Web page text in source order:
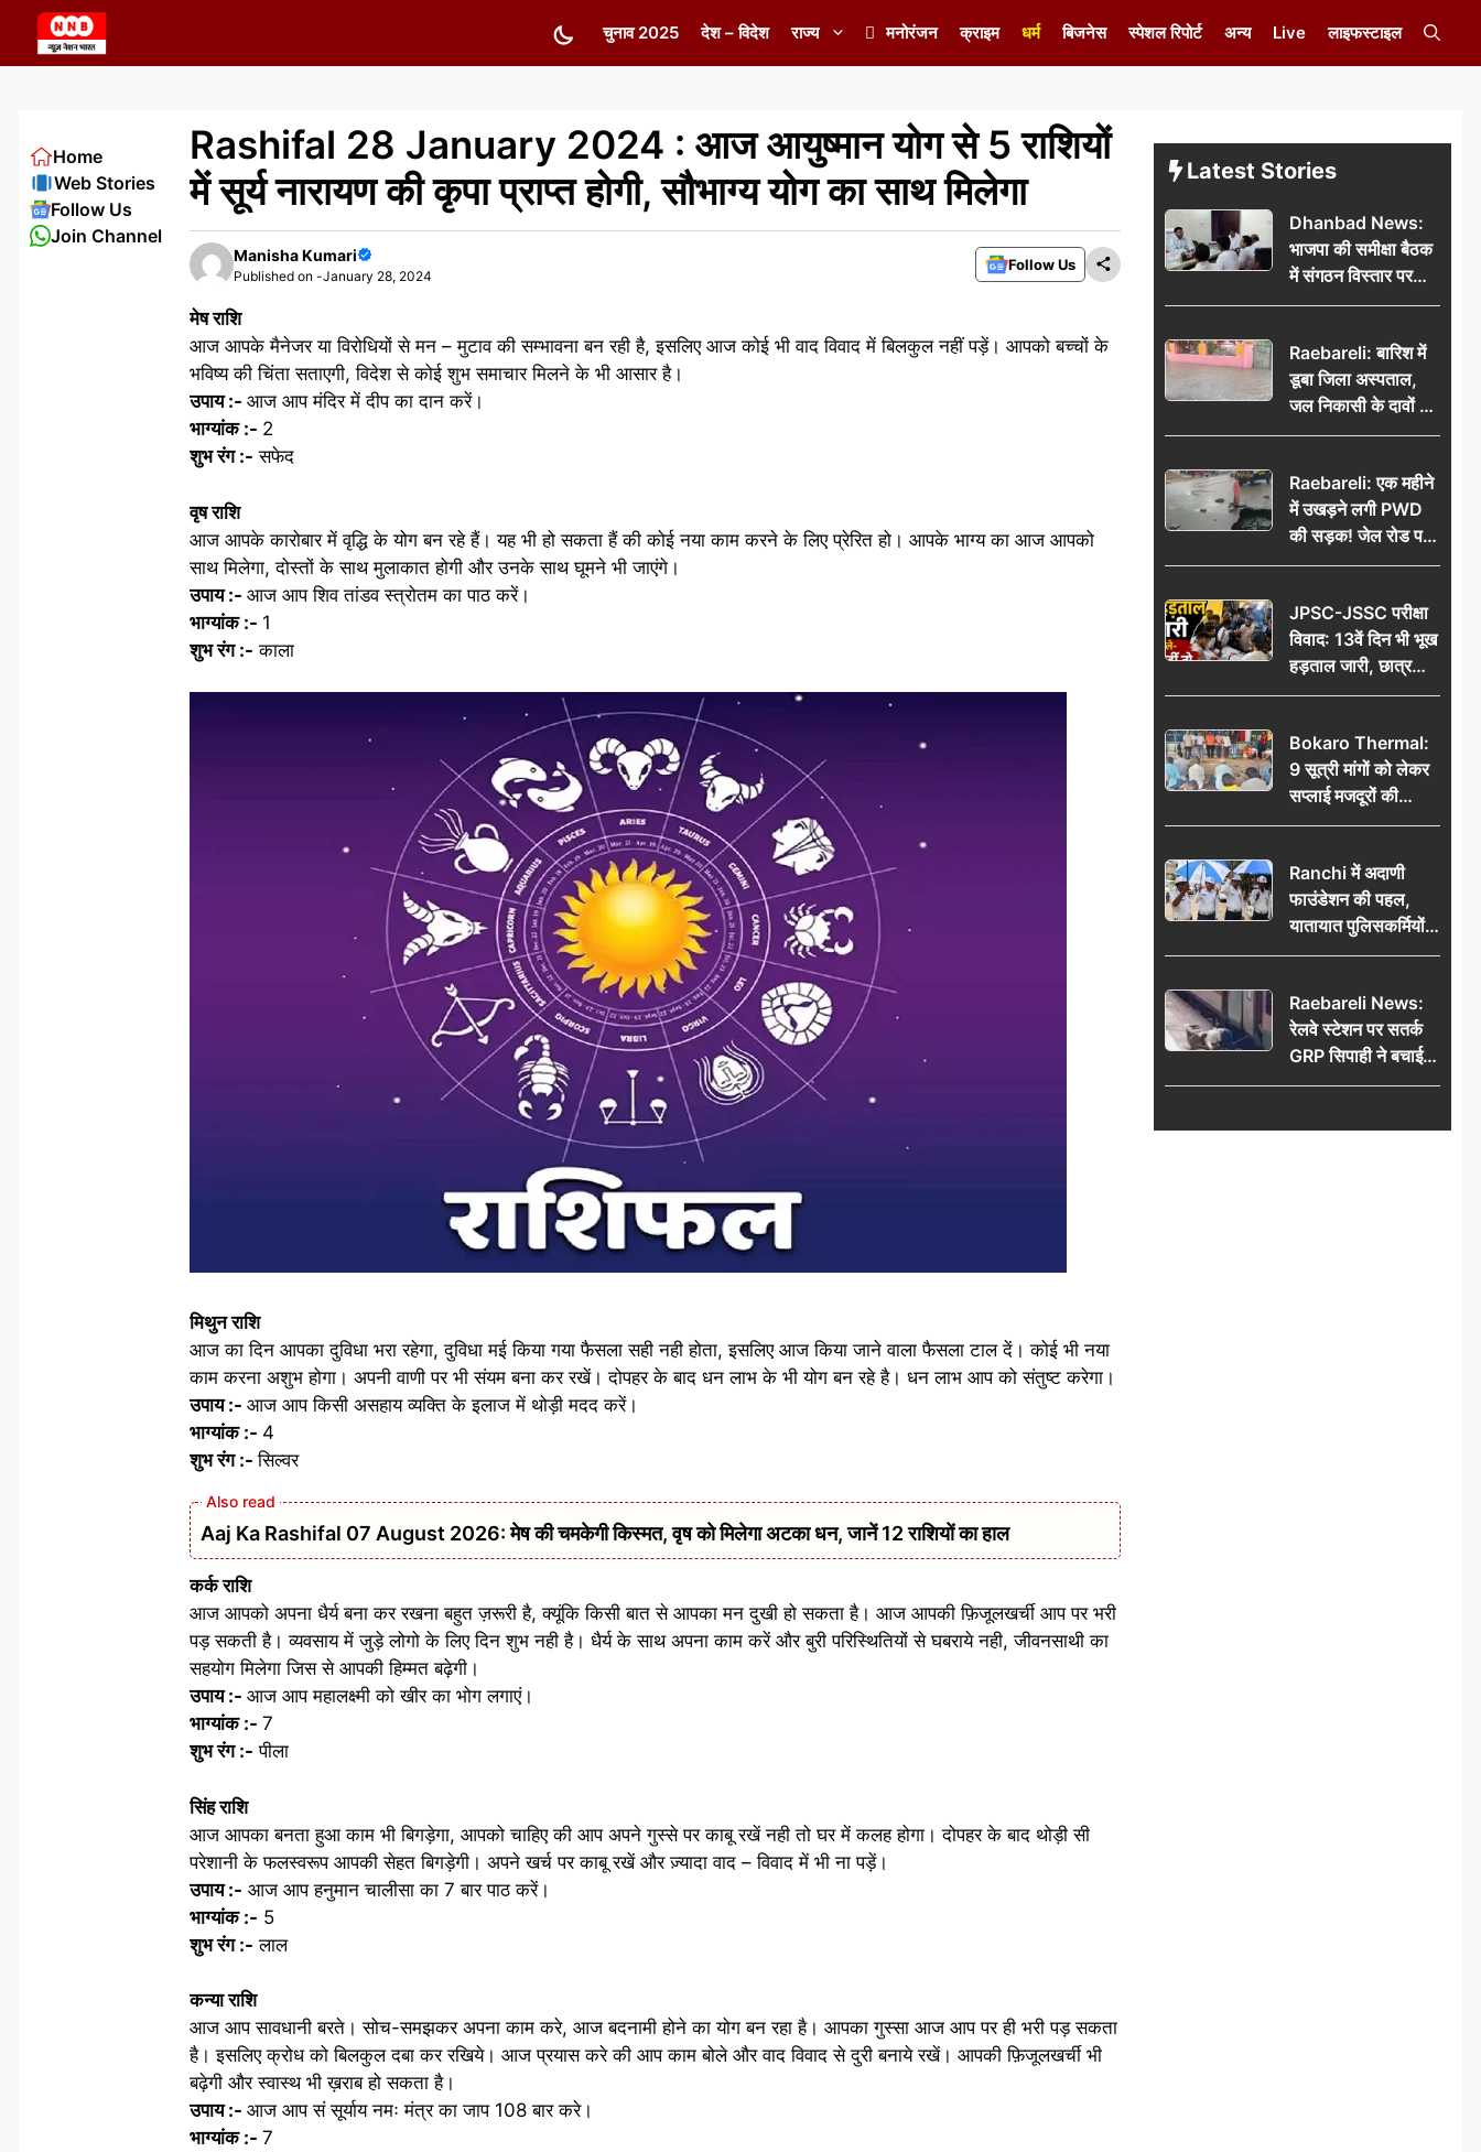
content
चुनाव 2025 देश – विदेश राज्य मनोरंजन क्राइम धर्म बिजनेस स्पेशल रिपोर्ट अन्य Live लाइफस्टाइल
Rashifal 28 January 2024 : आज आयुष्मान योग से 5 राशियों
में सूर्य नारायण की कृपा प्राप्त होगी, सौभाग्य योग का साथ मिलेगा
Manisha Kumari
Published on -January 28, 2024
Follow Us
मेष राशि
आज आपके मैनेजर या विरोधियों से मन – मुटाव की सम्भावना बन रही है, इसलिए आज कोई भी वाद विवाद में बिलकुल नहीं पड़ें। आपको बच्चों के
भविष्य की चिंता सताएगी, विदेश से कोई शुभ समाचार मिलने के भी आसार है।
उपाय :- आज आप मंदिर में दीप का दान करें।
भाग्यांक :- 2
शुभ रंग :- सफेद
वृष राशि
आज आपके कारोबार में वृद्धि के योग बन रहे हैं। यह भी हो सकता हैं की कोई नया काम करने के लिए प्रेरित हो। आपके भाग्य का आज आपको
साथ मिलेगा, दोस्तों के साथ मुलाकात होगी और उनके साथ घूमने भी जाएंगे।
उपाय :- आज आप शिव तांडव स्त्रोतम का पाठ करें।
भाग्यांक :- 1
शुभ रंग :- काला
मिथुन राशि
आज का दिन आपका दुविधा भरा रहेगा, दुविधा मई किया गया फैसला सही नही होता, इसलिए आज किया जाने वाला फैसला टाल दें। कोई भी नया
काम करना अशुभ होगा। अपनी वाणी पर भी संयम बना कर रखें। दोपहर के बाद धन लाभ के भी योग बन रहे है। धन लाभ आप को संतुष्ट करेगा।
उपाय :- आज आप किसी असहाय व्यक्ति के इलाज में थोड़ी मदद करें।
भाग्यांक :- 4
शुभ रंग :-सिल्वर
Aaj Ka Rashifal 07 August 2026: मेष की चमकेगी किस्मत, वृष को मिलेगा अटका धन, जानें 12 राशियों का हाल
कर्क राशि
आज आपको अपना धैर्य बना कर रखना बहुत ज़रूरी है, क्यूंकि किसी बात से आपका मन दुखी हो सकता है। आज आपकी फ़िजूलखर्ची आप पर भरी
पड़ सकती है। व्यवसाय में जुड़े लोगो के लिए दिन शुभ नही है। धैर्य के साथ अपना काम करें और बुरी परिस्थितियों से घबराये नही, जीवनसाथी का
सहयोग मिलेगा जिस से आपकी हिम्मत बढ़ेगी।
उपाय :- आज आप महालक्ष्मी को खीर का भोग लगाएं।
भाग्यांक :- 7
शुभ रंग :- पीला
सिंह राशि
आज आपका बनता हुआ काम भी बिगड़ेगा, आपको चाहिए की आप अपने गुस्से पर काबू रखें नही तो घर में कलह होगा। दोपहर के बाद थोड़ी सी
परेशानी के फलस्वरूप आपकी सेहत बिगड़ेगी। अपने खर्च पर काबू रखें और ज़्यादा वाद – विवाद में भी ना पड़ें।
उपाय :- आज आप हनुमान चालीसा का 7 बार पाठ करें।
भाग्यांक :- 5
शुभ रंग :- लाल
कन्या राशि
आज आप सावधानी बरते। सोच-समझकर अपना काम करे, आज बदनामी होने का योग बन रहा है। आपका गुस्सा आज आप पर ही भरी पड़ सकता
है। इसलिए क्रोध को बिलकुल दबा कर रखिये। आज प्रयास करे की आप काम बोले और वाद विवाद से दुरी बनाये रखें। आपकी फ़िजूलखर्ची भी
बढ़ेगी और स्वास्थ भी ख़राब हो सकता है।
उपाय :- आज आप सं सूर्याय नमः मंत्र का जाप 108 बार करे।
भाग्यांक :- 7
Home
Web Stories
Follow Us
Join Channel
Latest Stories
Dhanbad News:
भाजपा की समीक्षा बैठक
में संगठन विस्तार पर
मंथन, बीडीओ से
जनसमस्याओं का विवरण
Raebareli: बारिश में
डूबा जिला अस्पताल,
जल निकासी के दावों की
खुली पोल
Raebareli: एक महीने
में उखड़ने लगी PWD
की सड़क! जेल रोड पर
गड्ढे ने खोली निर्माण
की उठी मांग
JPSC-JSSC परीक्षा
विवाद: 13वें दिन भी भूख
हड़ताल जारी, छात्र
बोले- जांच नहीं तो
Bokaro Thermal:
9 सूत्री मांगों को लेकर
सप्लाई मजदूरों की
हुंकार, 12 अगस्त के
Ranchi में अदाणी
फाउंडेशन की पहल,
यातायात पुलिसकर्मियों
को वितरित किए गए छाते
Raebareli News:
रेलवे स्टेशन पर सतर्क
GRP सिपाही ने बचाई
महिला की जान, चलती
हादसा टला; घटना